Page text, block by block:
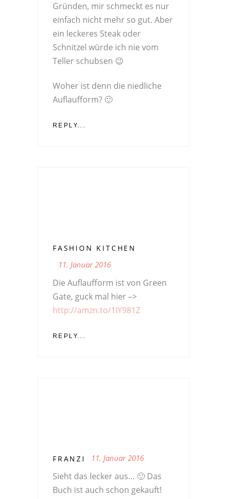
Gründen, mir schmeckt es nur
einfach nicht mehr so gut. Aber
ein leckeres Steak oder
Schnitzel würde ich nie vom
Teller schubsen 😉
Woher ist denn die niedliche
Auflaufform? 🙂
REPLY...
FASHION KITCHEN
11. Januar 2016
Die Auflaufform ist von Green
Gate, guck mal hier –>
http://amzn.to/1IY981Z
REPLY...
FRANZI 11. Januar 2016
Sieht das lecker aus… 🙂 Das
Buch ist auch schon gekauft!